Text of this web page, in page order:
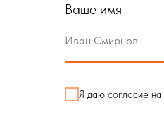
Ваше имя
Я даю согласие на